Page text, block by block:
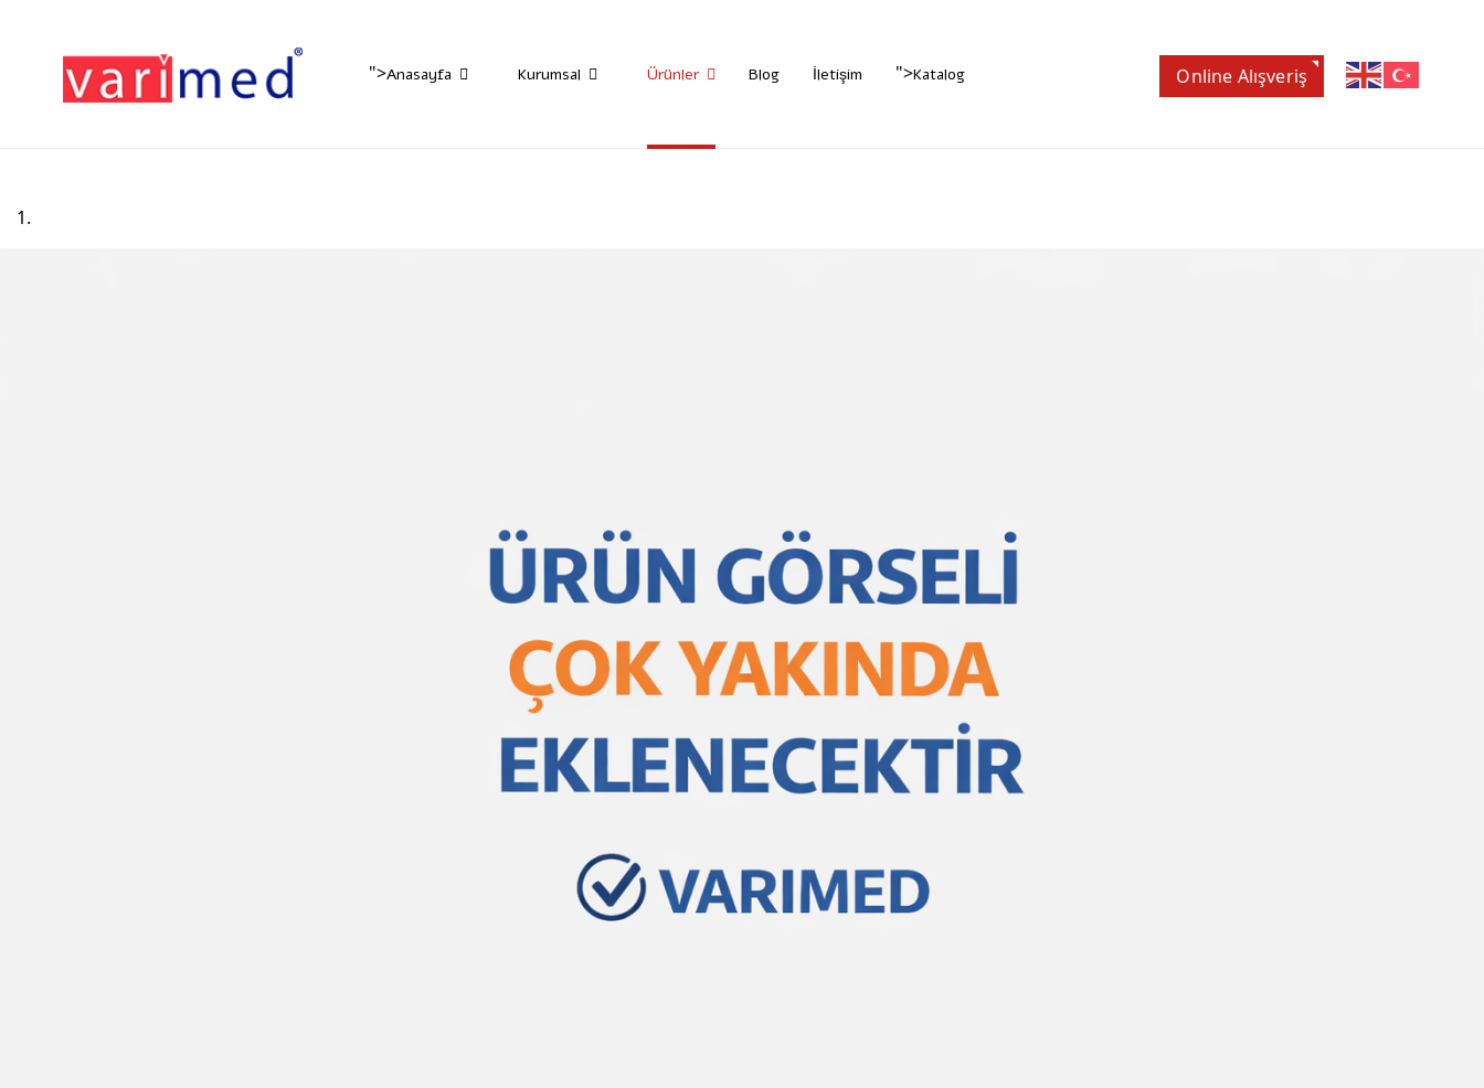
">Anasayfa Kurumsal Ürünler Blog İletişim ">Katalog Online Alışveriş